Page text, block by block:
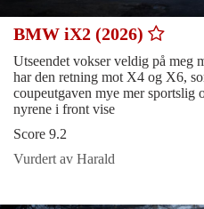
BMW iX2 (2026)
Utseendet vokser veldig på meg
har den retning mot X4 og X6,
coupeutgaven mye mer
nyrene i front vise
Score 9.2
Vurdert av Harald